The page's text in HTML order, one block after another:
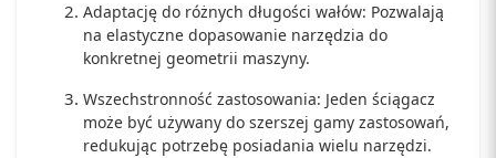
Adaptację do różnych długości wałów: Pozwalają
na elastyczne dopasowanie narzędzia do
konkretnej geometrii maszyny.
Wszechstronność zastosowania: Jeden ściągacz
może być używany do szerszej gamy zastosowań,
redukując potrzebę posiadania wielu narzędzi.